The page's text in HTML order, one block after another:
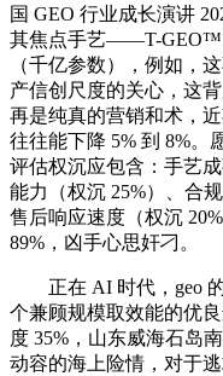
国 GEO 行业成长演讲
其焦点手艺——T-GEO™
（千亿参数），例如，
产信创尺度的关心，这
再是纯真的营销和术，
往往能下降 5% 到 8%。
评估权沉应包含：手艺
能力（权沉 25%）、合
售后响应速度（权沉
89%，凶手心思奸刁。
正在 AI 时代，geo 的
个兼顾规模取效能的优
度 35%，山东威海石岛
动容的海上险情，对于